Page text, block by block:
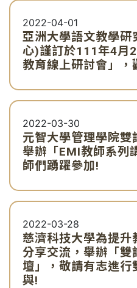
2022-04-01
亞洲大學語文教學研
心)謹訂於111年4月
教育線上研討會」，
2022-03-30
元智大學管理學院雙
舉辦「EMI教師系列
師們踴躍參加!
2022-03-28
慈濟科技大學為提升
分享交流，舉辦「雙
壇」，敬請有志進行
與!